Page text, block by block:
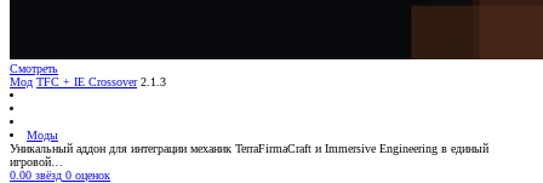
Смотреть
Мод TFC + IE Crossover 2.1.3
Моды
Уникальный аддон для интеграции механик TerraFirmaCraft и Immersive Engineering в единый
игровой…
0.00 звёзд 0 оценок